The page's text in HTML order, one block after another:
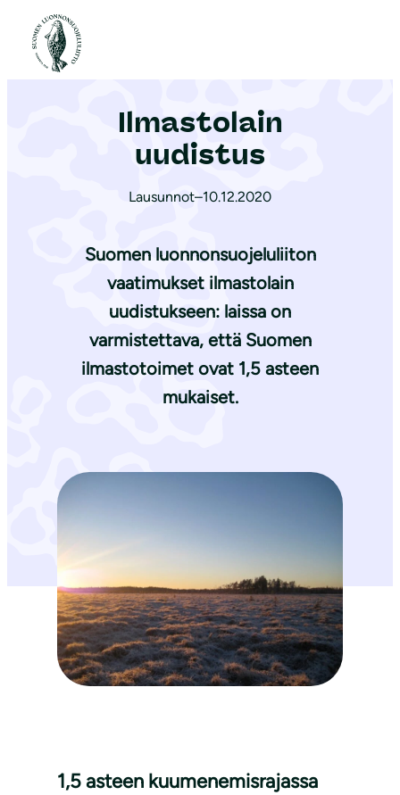
Etusivu
Ilmastolain
uudistus
Lausunnot–10.12.2020
Suomen luonnonsuojeluliiton
vaatimukset ilmastolain
uudistukseen: laissa on
varmistettava, että Suomen
ilmastotoimet ovat 1,5 asteen
mukaiset.
1,5 asteen kuumenemisrajassa